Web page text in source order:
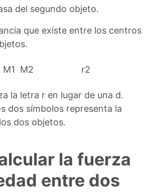
del segundo objeto.
que existe entre los centros
G M1 M2 r2
la letra r en lugar de una d.
dos símbolos representa la
dos objetos.
la fuerza
entre dos